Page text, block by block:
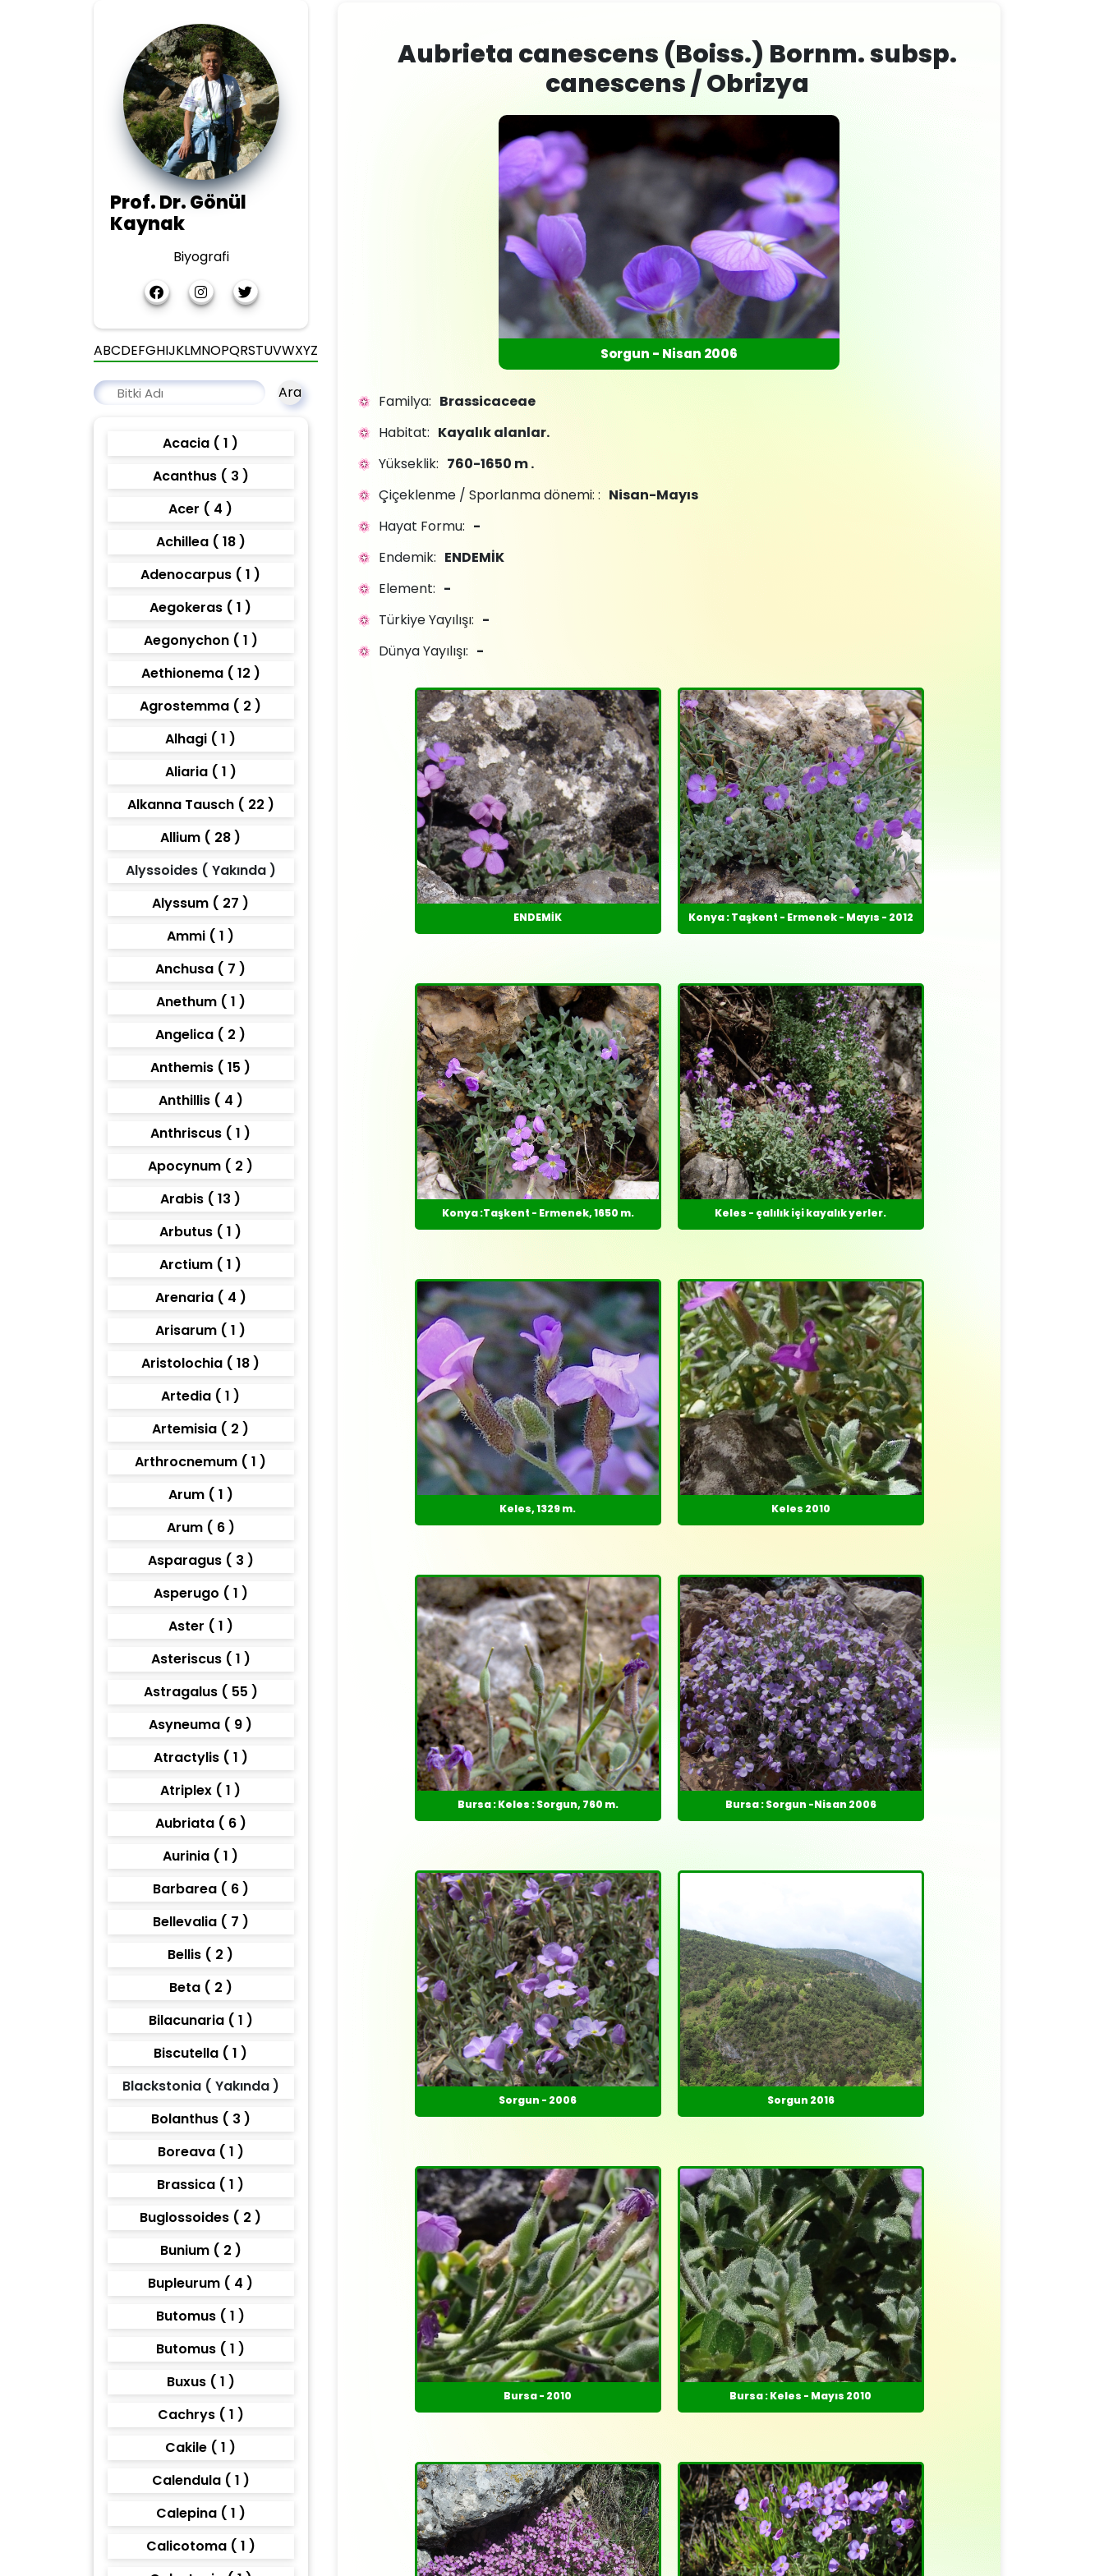
Prof. Dr. Gönül
Kaynak
Biyografi
ABCDEFGHIJKLMNOPQRSTUVWXYZ
Ara
Acacia ( 1 )
Acanthus ( 3 )
Acer ( 4 )
Achillea ( 18 )
Adenocarpus ( 1 )
Aegokeras ( 1 )
Aegonychon ( 1 )
Aethionema ( 12 )
Agrostemma ( 2 )
Alhagi ( 1 )
Aliaria ( 1 )
Alkanna Tausch ( 22 )
Allium ( 28 )
Alyssoides ( Yakında )
Alyssum ( 27 )
Ammi ( 1 )
Anchusa ( 7 )
Anethum ( 1 )
Angelica ( 2 )
Anthemis ( 15 )
Anthillis ( 4 )
Anthriscus ( 1 )
Apocynum ( 2 )
Arabis ( 13 )
Arbutus ( 1 )
Arctium ( 1 )
Arenaria ( 4 )
Arisarum ( 1 )
Aristolochia ( 18 )
Artedia ( 1 )
Artemisia ( 2 )
Arthrocnemum ( 1 )
Arum ( 1 )
Arum ( 6 )
Asparagus ( 3 )
Asperugo ( 1 )
Aster ( 1 )
Asteriscus ( 1 )
Astragalus ( 55 )
Asyneuma ( 9 )
Atractylis ( 1 )
Atriplex ( 1 )
Aubriata ( 6 )
Aurinia ( 1 )
Barbarea ( 6 )
Bellevalia ( 7 )
Bellis ( 2 )
Beta ( 2 )
Bilacunaria ( 1 )
Biscutella ( 1 )
Blackstonia ( Yakında )
Bolanthus ( 3 )
Boreava ( 1 )
Brassica ( 1 )
Buglossoides ( 2 )
Bunium ( 2 )
Bupleurum ( 4 )
Butomus ( 1 )
Butomus ( 1 )
Buxus ( 1 )
Cachrys ( 1 )
Cakile ( 1 )
Calendula ( 1 )
Calepina ( 1 )
Calicotoma ( 1 )
Aubrieta canescens (Boiss.) Bornm. subsp.
canescens / Obrizya
Sorgun - Nisan 2006
Familya: Brassicaceae
Habitat: Kayalık alanlar.
Yükseklik: 760-1650 m .
Çiçeklenme / Sporlanma dönemi: : Nisan-Mayıs
Hayat Formu: -
Endemik: ENDEMİK
Element: -
Türkiye Yayılışı: -
Dünya Yayılışı: -
ENDEMİK Konya : Taşkent - Ermenek - Mayıs - 2012
Konya :Taşkent - Ermenek, 1650 m. Keles - çalılık içi kayalık yerler.
Keles, 1329 m. Keles 2010
Bursa : Keles : Sorgun, 760 m. Bursa : Sorgun -Nisan 2006
Sorgun - 2006 Sorgun 2016
Bursa - 2010 Bursa : Keles - Mayıs 2010